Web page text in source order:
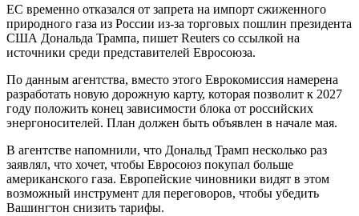
ЕС временно отказался от запрета на импорт сжиженного
природного газа из России из-за торговых пошлин президента
США Дональда Трампа, пишет Reuters со ссылкой на
источники среди представителей Евросоюза.
По данным агентства, вместо этого Еврокомиссия намерена
разработать новую дорожную карту, которая позволит к 2027
году положить конец зависимости блока от российских
энергоносителей. План должен быть объявлен в начале мая.
В агентстве напомнили, что Дональд Трамп несколько раз
заявлял, что хочет, чтобы Евросоюз покупал больше
американского газа. Европейские чиновники видят в этом
возможный инструмент для переговоров, чтобы убедить
Вашингтон снизить тарифы.